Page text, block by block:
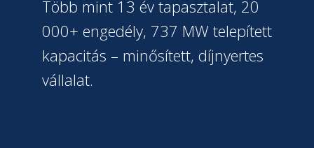
Több mint 13 év tapasztalat, 20
000+ engedély, 737 MW telepített
kapacitás – minősített, díjnyertes
vállalat.